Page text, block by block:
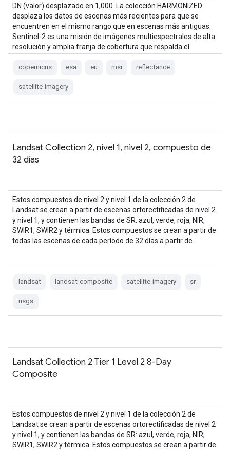
DN (valor) desplazado en 1,000. La colección HARMONIZED
desplaza los datos de escenas más recientes para que se
encuentren en el mismo rango que en escenas más antiguas.
Sentinel-2 es una misión de imágenes multiespectrales de alta
resolución y amplia franja de cobertura que respalda el
copernicus esa eu msi reflectance
satellite-imagery
Landsat Collection 2, nivel 1, nivel 2, compuesto de
32 días
Estos compuestos de nivel 2 y nivel 1 de la colección 2 de
Landsat se crean a partir de escenas ortorectificadas de nivel 2
y nivel 1, y contienen las bandas de SR: azul, verde, roja, NIR,
SWIR1, SWIR2 y térmica. Estos compuestos se crean a partir de
todas las escenas de cada período de 32 días a partir de…
landsat landsat-composite satellite-imagery sr
usgs
Landsat Collection 2 Tier 1 Level 2 8-Day
Composite
Estos compuestos de nivel 2 y nivel 1 de la colección 2 de
Landsat se crean a partir de escenas ortorectificadas de nivel 2
y nivel 1, y contienen las bandas de SR: azul, verde, roja, NIR,
SWIR1, SWIR2 y térmica. Estos compuestos se crean a partir de